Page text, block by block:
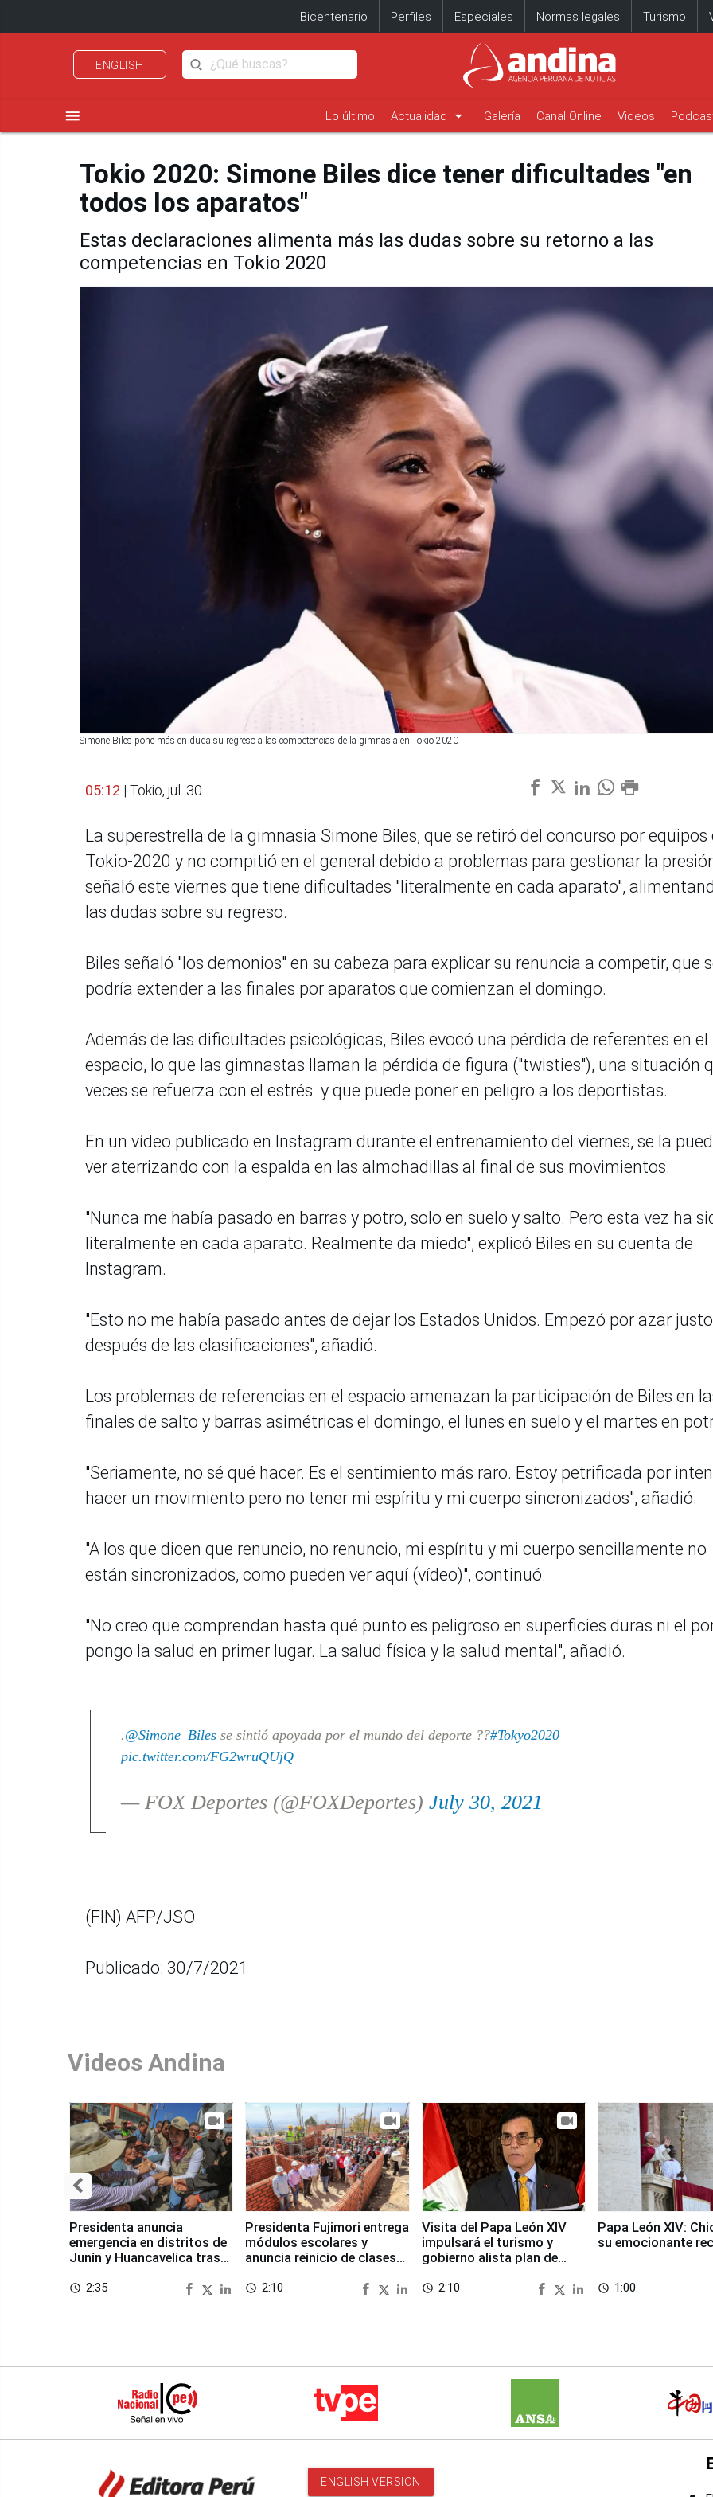
Bicentenario Perfiles Especiales Normas legales Turismo
ENGLISH
menu Lo último Actualidad arrow_drop_down Galería Canal Online Videos
Tokio 2020: Simone Biles dice tener dificultades "en
todos los aparatos"
Estas declaraciones alimenta más las dudas sobre su retorno a las
competencias en Tokio 2020
Simone Biles pone más en duda su regreso a las competencias de la gimnasia en Tokio 2020
05:12 | Tokio, jul. 30.
La superestrella de la gimnasia Simone Biles, que se retiró del concurso por equipos
Tokio-2020 y no compitió en el general debido a problemas para gestionar la
señaló este viernes que tiene dificultades "literalmente en cada aparato",
las dudas sobre su regreso.
Biles señaló "los demonios" en su cabeza para explicar su renuncia a competir, que
podría extender a las finales por aparatos que comienzan el domingo.
Además de las dificultades psicológicas, Biles evocó una pérdida de referentes en el
espacio, lo que las gimnastas llaman la pérdida de figura ("twisties"), una situación
veces se refuerza con el estrés y que puede poner en peligro a los deportistas.
En un vídeo publicado en Instagram durante el entrenamiento del viernes, se la
ver aterrizando con la espalda en las almohadillas al final de sus movimientos.
"Nunca me había pasado en barras y potro, solo en suelo y salto. Pero esta vez ha
literalmente en cada aparato. Realmente da miedo", explicó Biles en su cuenta de
Instagram.
"Esto no me había pasado antes de dejar los Estados Unidos. Empezó por azar justo
después de las clasificaciones", añadió.
Los problemas de referencias en el espacio amenazan la participación de Biles en
finales de salto y barras asimétricas el domingo, el lunes en suelo y el martes en
"Seriamente, no sé qué hacer. Es el sentimiento más raro. Estoy petrificada por
hacer un movimiento pero no tener mi espíritu y mi cuerpo sincronizados", añadió.
"A los que dicen que renuncio, no renuncio, mi espíritu y mi cuerpo sencillamente no
están sincronizados, como pueden ver aquí (vídeo)", continuó.
"No creo que comprendan hasta qué punto es peligroso en superficies duras ni el
pongo la salud en primer lugar. La salud física y la salud mental", añadió.
.@Simone_Bilesse sintió apoyada por el mundo del deporte ??#Tokyo2020
pic.twitter.com/FG2wruQUjQ
— FOX Deportes (@FOXDeportes) July 30, 2021
(FIN) AFP/JSO
Publicado: 30/7/2021
Videos Andina
Presidenta anuncia
emergencia en distritos de
Junín y Huancavelica tras
access_time 2:35
Presidenta Fujimori entrega
módulos escolares y
anuncia reinicio de clases
access_time 2:10
Visita del Papa León XIV
impulsará el turismo y
gobierno alista plan de
access_time 2:10
Papa León XIV:
su emocionante
access_time 1:00
ENGLISH VERSION